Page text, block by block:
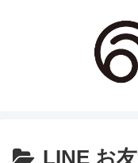
LINE お